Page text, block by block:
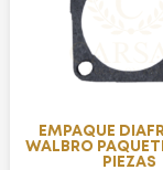
EMPAQUE
WALBRO
PIEZAS